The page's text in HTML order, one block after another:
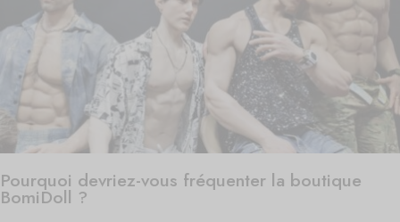
Pourquoi devriez-vous fréquenter la boutique
BomiDoll ?